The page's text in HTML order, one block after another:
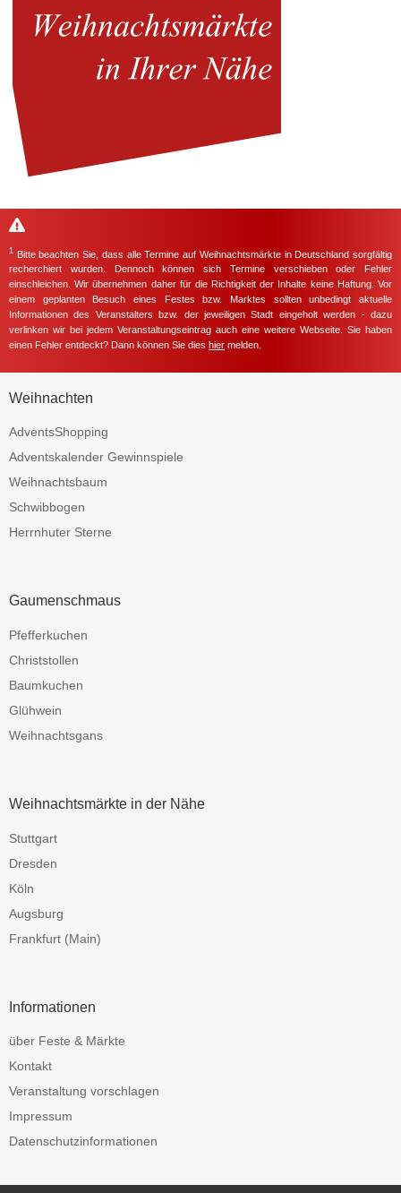
1
Bitte beachten Sie, dass alle Termine auf Weihnachtsmärkte in Deutschland sorgfältig
recherchiert wurden. Dennoch können sich Termine verschieben oder Fehler
einschleichen. Wir übernehmen daher für die Richtigkeit der Inhalte keine Haftung. Vor
einem geplanten Besuch eines Festes bzw. Marktes sollten unbedingt aktuelle
Informationen des Veranstalters bzw. der jeweiligen Stadt eingeholt werden - dazu
verlinken wir bei jedem Veranstaltungseintrag auch eine weitere Webseite. Sie haben
einen Fehler entdeckt? Dann können Sie dies hier melden.
Weihnachten
AdventsShopping
Adventskalender Gewinnspiele
Weihnachtsbaum
Schwibbogen
Herrnhuter Sterne
Gaumenschmaus
Pfefferkuchen
Christstollen
Baumkuchen
Glühwein
Weihnachtsgans
Weihnachtsmärkte in der Nähe
Stuttgart
Dresden
Köln
Augsburg
Frankfurt (Main)
Informationen
über Feste & Märkte
Kontakt
Veranstaltung vorschlagen
Impressum
Datenschutzinformationen